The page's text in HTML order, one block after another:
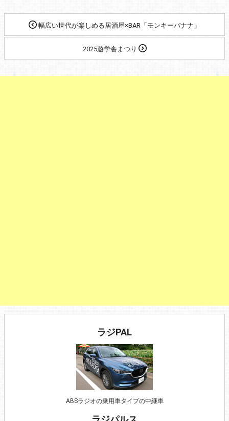
幅広い世代が楽しめる居酒屋×BAR「モンキーバナナ」
2025遊学舎まつり
ラジPAL
ABSラジオの乗用車タイプの中継車